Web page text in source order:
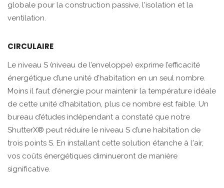
globale pour la construction passive, l'isolation et la
ventilation.
CIRCULAIRE
Le niveau S (niveau de l’enveloppe) exprime l’efficacité
énergétique d’une unité d’habitation en un seul nombre.
Moins il faut d’énergie pour maintenir la température idéale
de cette unité d’habitation, plus ce nombre est faible. Un
bureau d’études indépendant a constaté que notre
ShutterX® peut réduire le niveau S d’une habitation de
trois points S. En installant cette solution étanche à l'air,
vos coûts énergétiques diminueront de manière
significative.